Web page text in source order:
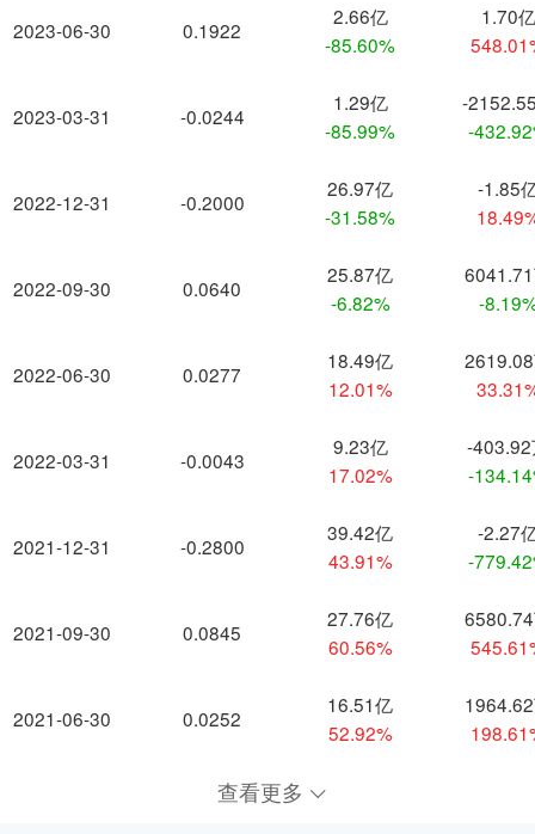
2023-06-30
2023-03-31
2022-12-31
2022-09-30
2022-06-30
2022-03-31
2021-12-31
2021-09-30
2021-06-30
0.1922
2.66亿
-85.60%
1.70亿
-0.0244
1.29亿
-85.99%
-
-
-0.2000
26.97亿
-31.58%
-1.85
0.0640
25.87亿
-6.82%
-
0.0277
18.49亿
12.01%
-0.0043
9.23亿
17.02%
-
-
-0.2800
39.42亿
43.91%
-2.27
-
0.0845
27.76亿
60.56%
0.0252
16.51亿
52.92%
查看更多